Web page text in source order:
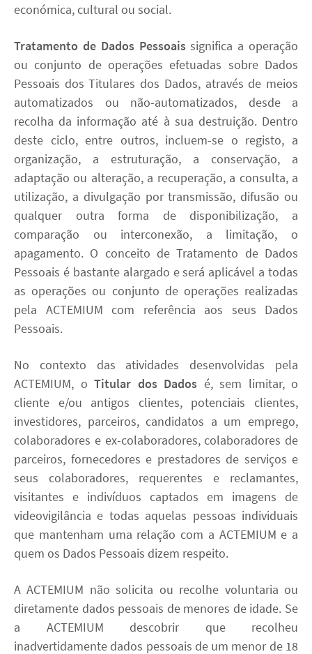
económica, cultural ou social.
Tratamento de Dados Pessoaissignifica a operação
ou conjunto de operações efetuadas sobre Dados
Pessoais dos Titulares dos Dados, através de meios
automatizados ou não-automatizados, desde a
recolha da informação até à sua destruição. Dentro
deste ciclo, entre outros, incluem-se o registo, a
organização, a estruturação, a conservação, a
adaptação ou alteração, a recuperação, a consulta, a
utilização, a divulgação por transmissão, difusão ou
qualquer outra forma de disponibilização, a
comparação ou interconexão, a limitação, o
apagamento. O conceito de Tratamento de Dados
Pessoais é bastante alargado e será aplicável a todas
as operações ou conjunto de operações realizadas
pela ACTEMIUM com referência aos seus Dados
Pessoais.
No contexto das atividades desenvolvidas pela
ACTEMIUM, o Titular dos Dados é, sem limitar, o
cliente e/ou antigos clientes, potenciais clientes,
investidores, parceiros, candidatos a um emprego,
colaboradores e ex-colaboradores, colaboradores de
parceiros, fornecedores e prestadores de serviços e
seus colaboradores, requerentes e reclamantes,
visitantes e indivíduos captados em imagens de
videovigilância e todas aquelas pessoas individuais
que mantenham uma relação com a ACTEMIUM e a
quem os Dados Pessoais dizem respeito.
A ACTEMIUM não solicita ou recolhe voluntaria ou
diretamente dados pessoais de menores de idade. Se
a ACTEMIUM descobrir que recolheu
inadvertidamente dados pessoais de um menor de 18